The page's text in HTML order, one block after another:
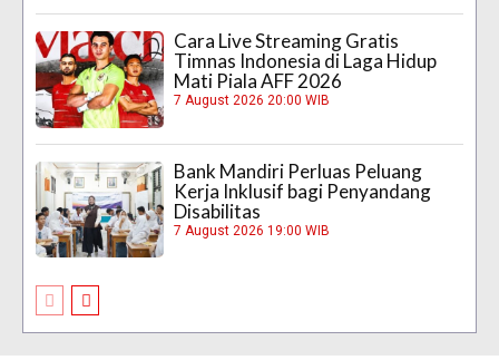
Cara Live Streaming Gratis
Timnas Indonesia di Laga Hidup
Mati Piala AFF 2026
7 August 2026 20:00 WIB
Bank Mandiri Perluas Peluang
Kerja Inklusif bagi Penyandang
Disabilitas
7 August 2026 19:00 WIB